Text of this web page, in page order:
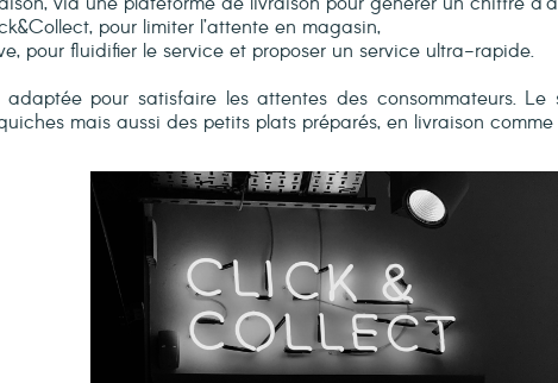
pour limiter l’attente en magasin,
pour fluidifier le service et proposer un service ultra-rapide.
pour satisfaire les attentes des consommateurs.
mais aussi des petits plats préparés, en livraison